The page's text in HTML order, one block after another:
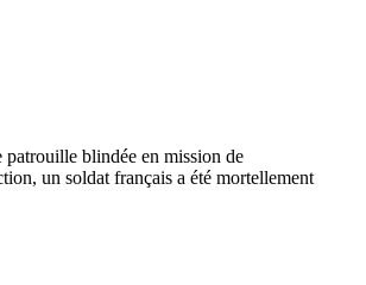
patrouille blindée en mission de
un soldat français a été mortellement